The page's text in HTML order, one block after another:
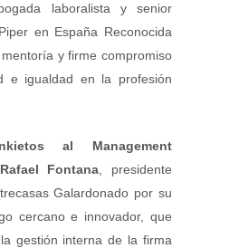
laboralista y senior
en España Reconocida
y firme compromiso
e igualdad en la profesión
al Management
Rafael Fontana , presidente
Galardonado por su
cercano e innovador, que
gestión interna de la firma